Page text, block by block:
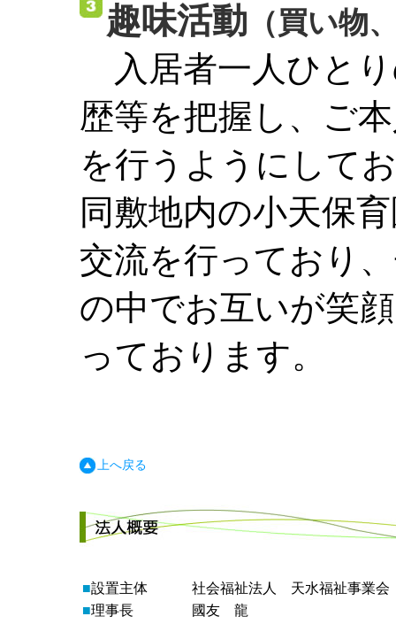
趣味活動 （買い物
入居者一人ひと
歴等を把握し、ご
を行うようにして
同敷地内の小天保
交流を行っており
の中でお互いが笑
っております。
上へ戻る
■設置主体
社会福祉法人 天水福祉事業会
■理事長
國友 龍